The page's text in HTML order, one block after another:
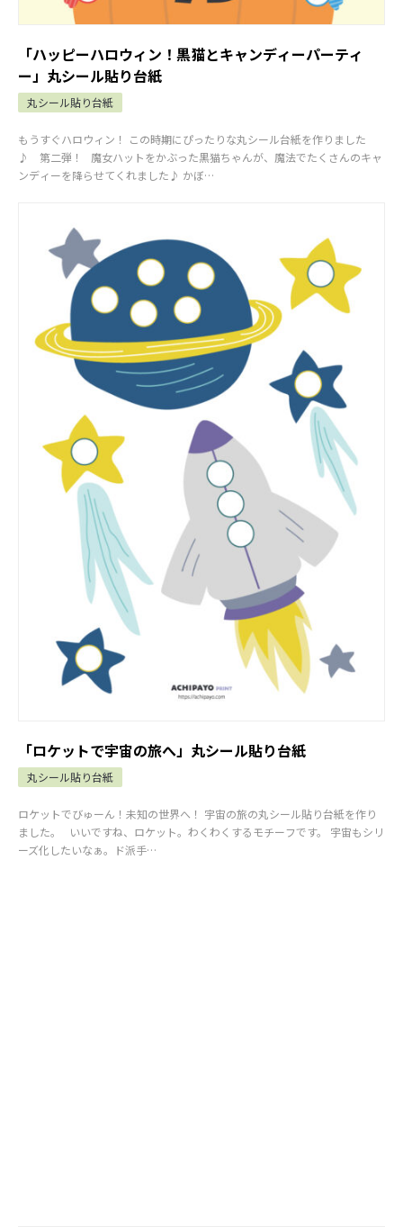
「ハッピーハロウィン！黒猫とキャンディーパーティ
ー」丸シール貼り台紙
丸シール貼り台紙
もうすぐハロウィン！ この時期にぴったりな丸シール台紙を作りました
♪ 第二弾！ 魔女ハットをかぶった黒猫ちゃんが、魔法でたくさんのキャ
ンディーを降らせてくれました♪ かぼ…
「ロケットで宇宙の旅へ」丸シール貼り台紙
丸シール貼り台紙
ロケットでびゅーん！未知の世界へ！ 宇宙の旅の丸シール貼り台紙を作り
ました。 いいですね、ロケット。わくわくするモチーフです。 宇宙もシリ
ーズ化したいなぁ。ド派手…